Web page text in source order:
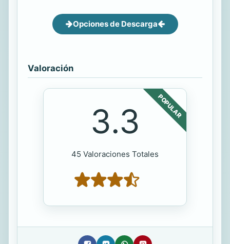
Opciones de Descarga
Valoración
POPULAR
3.3
45 Valoraciones Totales